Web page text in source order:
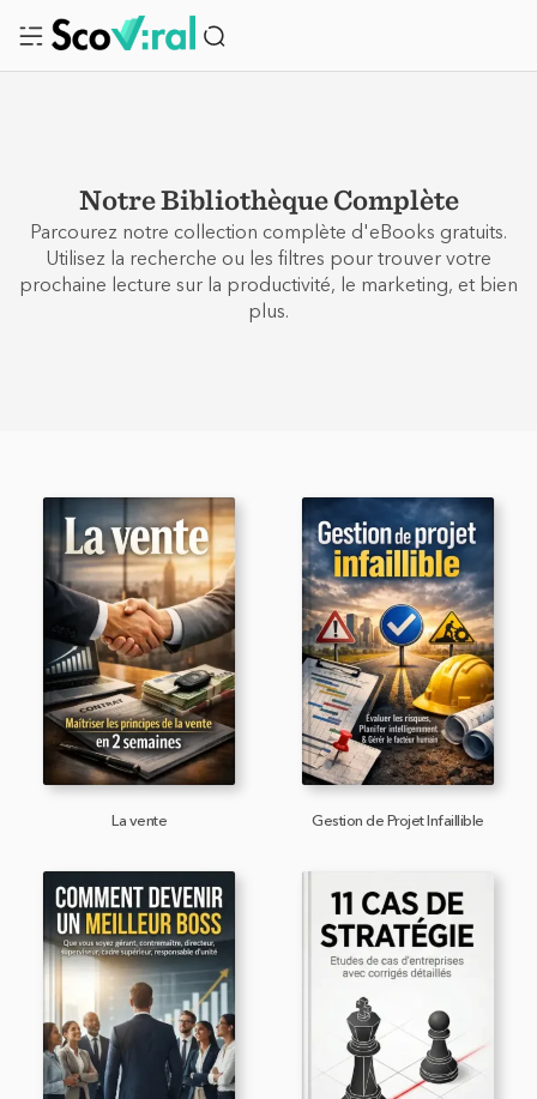
Notre Bibliothèque Complète
Parcourez notre collection complète d'eBooks gratuits.
Utilisez la recherche ou les filtres pour trouver votre
prochaine lecture sur la productivité, le marketing, et bien
plus.
La vente Gestion de Projet Infaillible